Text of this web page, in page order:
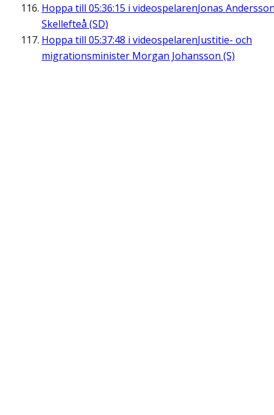
Hoppa till 05:36:15 i videospelarenJonas
Skellefteå (SD)
Hoppa till 05:37:48 i videospelarenJustitie- och
migrationsminister Morgan Johansson (S)